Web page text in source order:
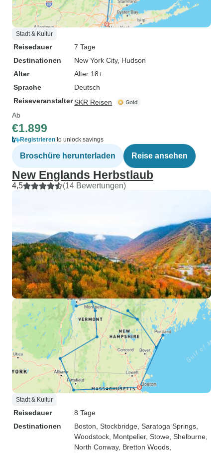
Stadt & Kultur
Reisedauer
7 Tage
Destinationen
New York City, Hudson
Alter
Alter 18+
Sprache
Deutsch
ReiseveranstalterSKR Reisen
Ab
€1.899
Registrieren to unlock savings
Broschüre herunterladen Reise ansehen
New Englands Herbstlaub
4,5 (14 Bewertungen)
Stadt & Kultur
Reisedauer
8 Tage
Destinationen
Boston , Stockbridge , Saratoga Springs
Woodstock , Montpelier, Stowe , Shelburne
North Conway, Bretton Woods